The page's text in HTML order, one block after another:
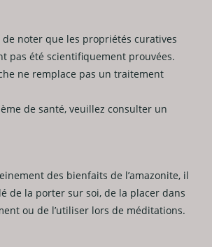
noter que les propriétés curatives
pas été scientifiquement prouvées.
ne remplace pas un traitement
de santé, veuillez consulter un
des bienfaits de l’amazonite, il
de la porter sur soi, de la placer dans
ou de l’utiliser lors de méditations.